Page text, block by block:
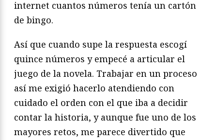
internet cuantos números tenía un cartón
de bingo.
Así que cuando supe la respuesta escogí
quince números y empecé a articular el
juego de la novela. Trabajar en un proceso
así me exigió hacerlo atendiendo con
cuidado el orden con el que iba a decidir
contar la historia, y aunque fue uno de los
mayores retos, me parece divertido que